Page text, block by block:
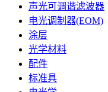
声光可调谐滤波器
电光调制器(EOM)
涂层
光学材料
配件
标准具